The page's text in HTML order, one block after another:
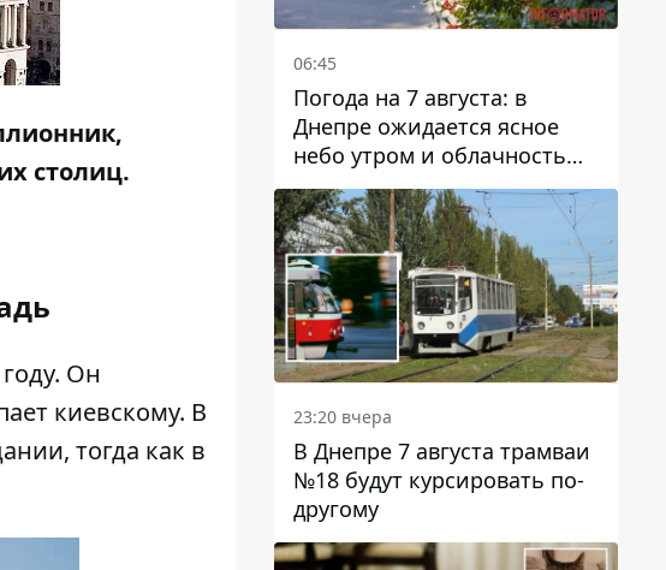
столиц.
Он
киевскому. В
тогда как в
06:45
Погода на 7 августа: в
Днепре ожидается ясное
небо утром и облачность
после обеда
23:20 вчера
В Днепре 7 августа трамваи
№18 будут курсировать по-
другому